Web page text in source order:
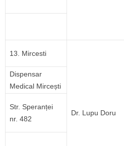
13. Mircesti
Dr. Lupu Doru
Dispensar
Medical Mircești
Str. Speranței
nr. 482